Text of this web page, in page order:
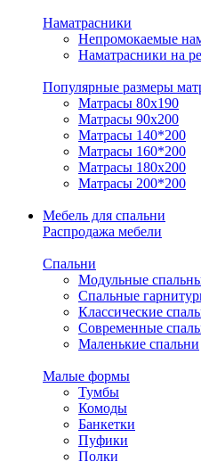
Наматрасники
Непромокаемые
Наматрасники на
Популярные размеры
Матрасы 80x190
Матрасы 90x200
Матрасы 140*200
Матрасы 160*200
Матрасы 180x200
Матрасы 200*200
Мебель для спальни
Распродажа мебели
Спальни
Модульные
Спальные
Классические
Современные
Маленькие спальни
Малые формы
Тумбы
Комоды
Банкетки
Пуфики
Полки